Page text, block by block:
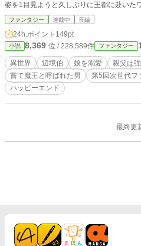
姿を1目見ようと久しぶりに王都に赴いた
棄される愛する娘の姿を見て愕然とした。 大事な娘を守ろうと飛び出したワシ
は、王太子と対峙するうちに、この婚約破
く。 おのれ。ワシの可愛いアルテミスちゃんの今までの血の滲む様な努力を台
無しにしおって……。 ワシの怒りに火がついた。 ところが反撃しようとその黒
幕を探るうち、その奥には陰謀と更なる黒幕の存在が
ここでやめては男が廃る。売られた喧嘩は
ファンタジーカップ、折角のお祭りです。
ファンタジー 連載中 長編
24h.ポイント 149pt
小説 8,369 位 / 228,589件 ファンタジー
異世界 辺境伯 娘を溺愛 親父は
嘗て魔王と呼ばれた男
第5回次世代フ
ハッピーエンド
最終更